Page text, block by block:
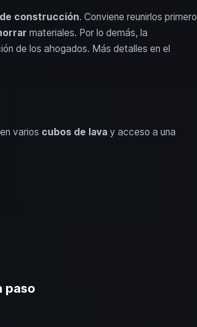
construcción. Conviene reunirlos primero
materiales. Por lo demás, la
de los ahogados. Más detalles en el
varios cubos de lavay acceso a una
paso